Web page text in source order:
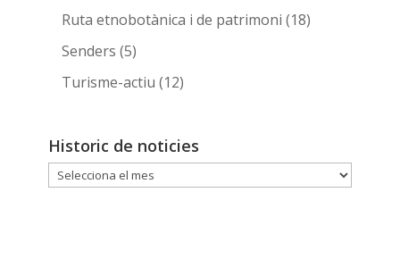
Ruta etnobotànica i de patrimoni (18)
Senders (5)
Turisme-actiu (12)
Historic de noticies
Historic